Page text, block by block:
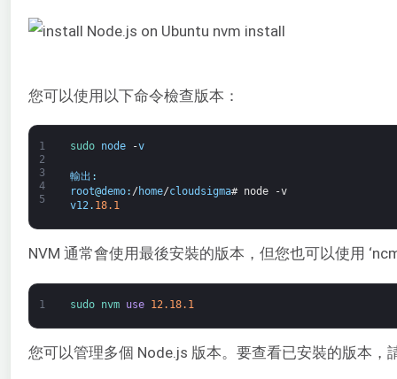
您可以使用以下命令檢查版本：
1
2
3
4
5
sudo node -v
輸出 :
root@demo: / home/cloudsigma# node -v
v12. 18.1
NVM 通常會使用最後安裝的版本，但您也可以使用
1 sudo nvm use 12.18.1
您可以管理多個 Node.js 版本。要查看已安裝的版本，